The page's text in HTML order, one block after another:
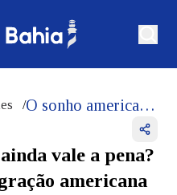
/ O sonho americano ainda vale a pena? Especialista em imigração americana traça cenário no curto e longo prazo!
vale a pena?
americana